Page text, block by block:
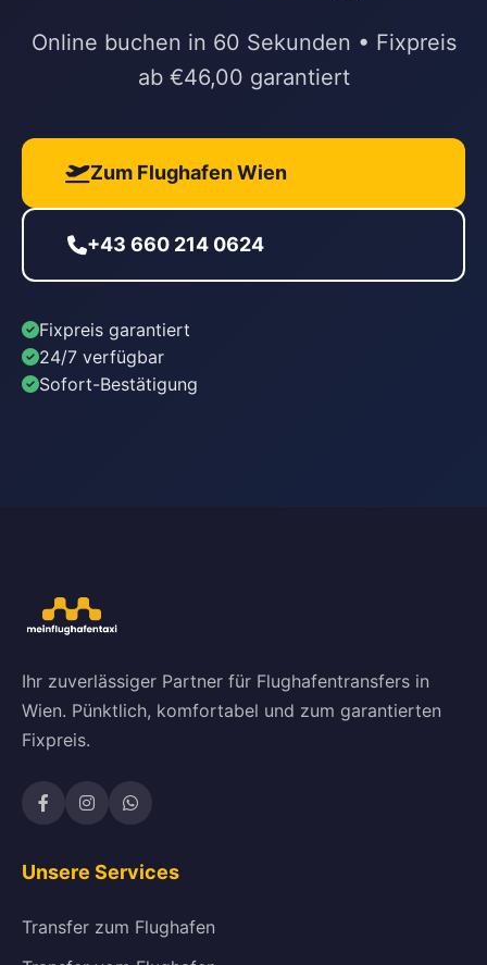
Online buchen in 60 Sekunden • Fixpreis
ab €46,00 garantiert
Zum Flughafen Wien
+43 660 214 0624
Fixpreis garantiert
24/7 verfügbar
Sofort-Bestätigung
Ihr zuverlässiger Partner für Flughafentransfers in
Wien. Pünktlich, komfortabel und zum garantierten
Fixpreis.
Unsere Services
Transfer zum Flughafen